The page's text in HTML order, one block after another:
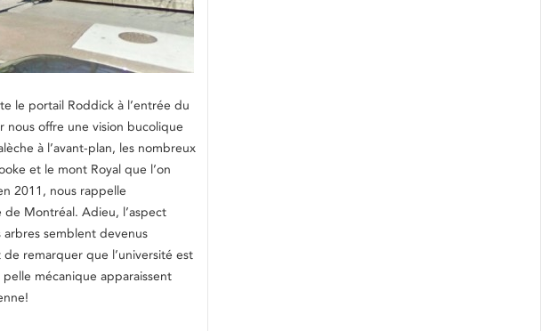
le portail Roddick à l’entrée du
nous offre une vision bucolique
à l’avant-plan, les nombreux
et le mont Royal que l’on
2011, nous rappelle
Montréal. Adieu, l’aspect
semblent devenus
remarquer que l’université est
mécanique apparaissent